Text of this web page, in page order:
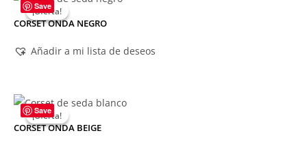
Save
¡Oferta!
¡Oferta!
CORSET ONDA NEGRO
Añadir a mi lista de deseos
Save
¡Oferta!
¡Oferta!
CORSET ONDA BEIGE